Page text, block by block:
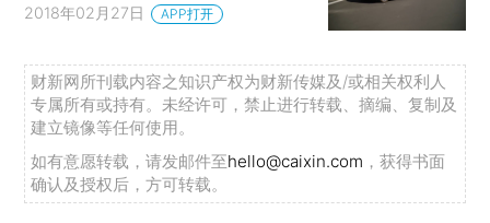
2018年02月27日 APP打开
财新网所刊载内容之知识产权为财新传媒及/或相关权利人
专属所有或持有。未经许可，禁止进行转载、摘编、复制及
建立镜像等任何使用。
如有意愿转载，请发邮件至hello@caixin.com ，获得书面
确认及授权后，方可转载。